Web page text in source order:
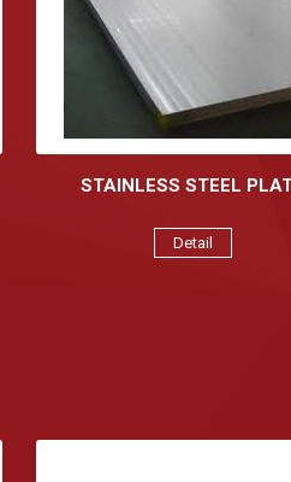
STAINLESS STEEL
Detail